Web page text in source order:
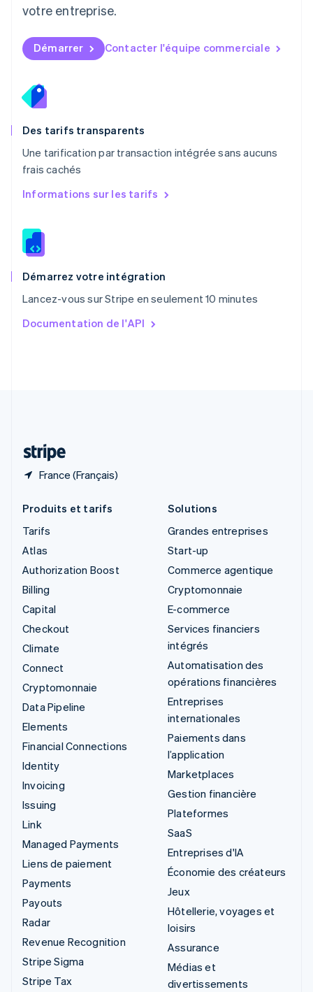
votre entreprise.
Démarrer Contacter l'équipe commerciale
Des tarifs transparents
Une tarification par transaction intégrée sans aucuns
frais cachés
Informations sur les tarifs
Démarrez votre intégration
Lancez-vous sur Stripe en seulement 10 minutes
Documentation de l'API
France (Français)
EspañolEnglish
English
Nouvelle-Zélande
Pays-Bas
Nederlands
English
PortuguêsEnglish
R.A.S. de Hong Kong, Chine
English
Roumanie
Royaume-Uni
English
English简体中文
English
Produits et tarifs
Tarifs
Atlas
Authorization Boost
Billing
Capital
Checkout
Climate
Connect
Cryptomonnaie
Data Pipeline
Elements
Financial Connections
Identity
Invoicing
Issuing
Link
Managed Payments
Liens de paiement
Payments
Payouts
Radar
Revenue Recognition
Stripe Sigma
Stripe Tax
Solutions
Grandes entreprises
Start-up
Commerce agentique
Cryptomonnaie
E-commerce
Services financiers
intégrés
Automatisation des
opérations financières
Entreprises
internationales
Paiements dans
l’application
Marketplaces
Gestion financière
Plateformes
SaaS
Entreprises d'IA
Économie des créateurs
Jeux
Hôtellerie, voyages et
loisirs
Assurance
Médias et
divertissements